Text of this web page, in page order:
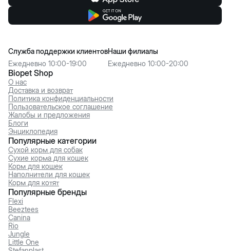
Biopet Shop
О нас
Доставка и возврат
Политика конфиденциальности
Пользовательское соглашение
Жалобы и предложения
Блоги
Энциклопедия
Служба поддержки клиентов
Ежедневно 10:00-19:00
Наши филиалы
Ежедневно 10:00-20:00
Популярные категории
Сухой корм для собак
Сухие корма для кошек
Корм для кошек
Наполнители для кошек
Корм для котят
Популярные бренды
Flexi
Beeztees
Canina
Rio
Jungle
Little One